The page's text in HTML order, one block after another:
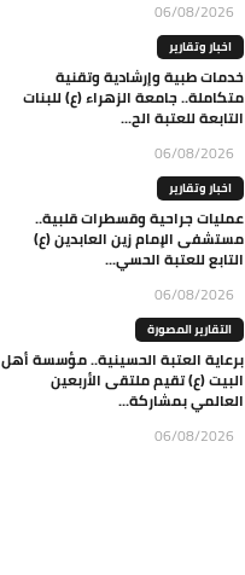
06/08/2026
اخبار وتقارير
خدمات طبية وإرشادية وتقنية
متكاملة.. جامعة الزهراء (ع) للبنات
التابعة للعتبة الح...
06/08/2026
اخبار وتقارير
عمليات جراحية وقسطرات قلبية..
مستشفى الإمام زين العابدين (ع)
التابع للعتبة الحسي...
06/08/2026
التقارير المصورة
برعاية العتبة الحسينية.. مؤسسة أهل
البيت (ع) تقيم ملتقى الأربعين
العالمي بمشاركة...
06/08/2026